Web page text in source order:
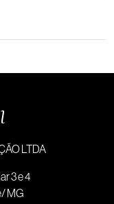
LTDA
3 e 4
MG